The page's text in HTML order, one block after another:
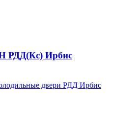
РДД(Кс) Ирбис
двери РДД Ирбис